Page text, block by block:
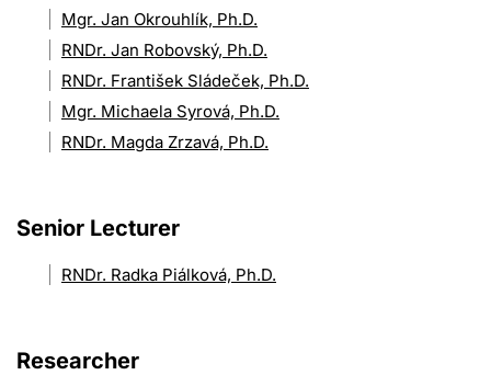
Mgr. Jan Okrouhlík, Ph.D.
RNDr. Jan Robovský, Ph.D.
RNDr. František Sládeček, Ph.D.
Mgr. Michaela Syrová, Ph.D.
RNDr. Magda Zrzavá, Ph.D.
Senior Lecturer
RNDr. Radka Piálková, Ph.D.
Researcher